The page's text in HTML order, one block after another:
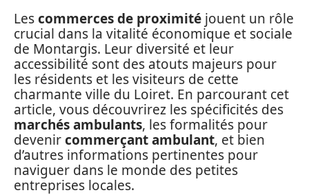
Lescommerces de proximité jouent un rôle
crucial dans la vitalité économique et sociale
de Montargis. Leur diversité et leur
accessibilité sont des atouts majeurs pour
les résidents et les visiteurs de cette
charmante ville du Loiret. En parcourant cet
article, vous découvrirez les spécificités des
marchés ambulants, les formalités pour
devenircommerçant ambulant, et bien
d’autres informations pertinentes pour
naviguer dans le monde des petites
entreprises locales.